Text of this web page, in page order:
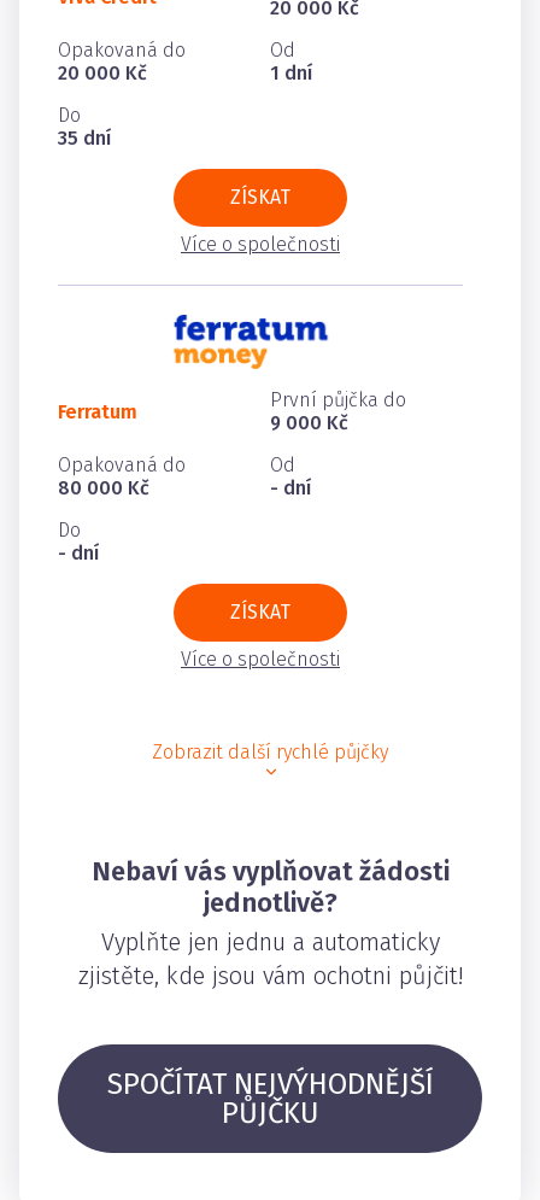
20 000 Kč
Opakovaná do
20 000 Kč
Od
1 dní
Do
35 dní
ZÍSKAT
Více o společnosti
Ferratum
První půjčka do
9 000 Kč
Opakovaná do
80 000 Kč
Od
- dní
Do
- dní
ZÍSKAT
Více o společnosti
Zobrazit další rychlé půjčky
Nebaví vás vyplňovat žádosti
jednotlivě?
Vyplňte jen jednu a automaticky
zjistěte, kde jsou vám ochotni půjčit!
SPOČÍTAT NEJVÝHODNĚJŠÍ
PŮJČKU